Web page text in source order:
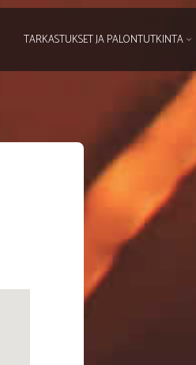
TARKASTUKSET JA PALONTUTKINTA